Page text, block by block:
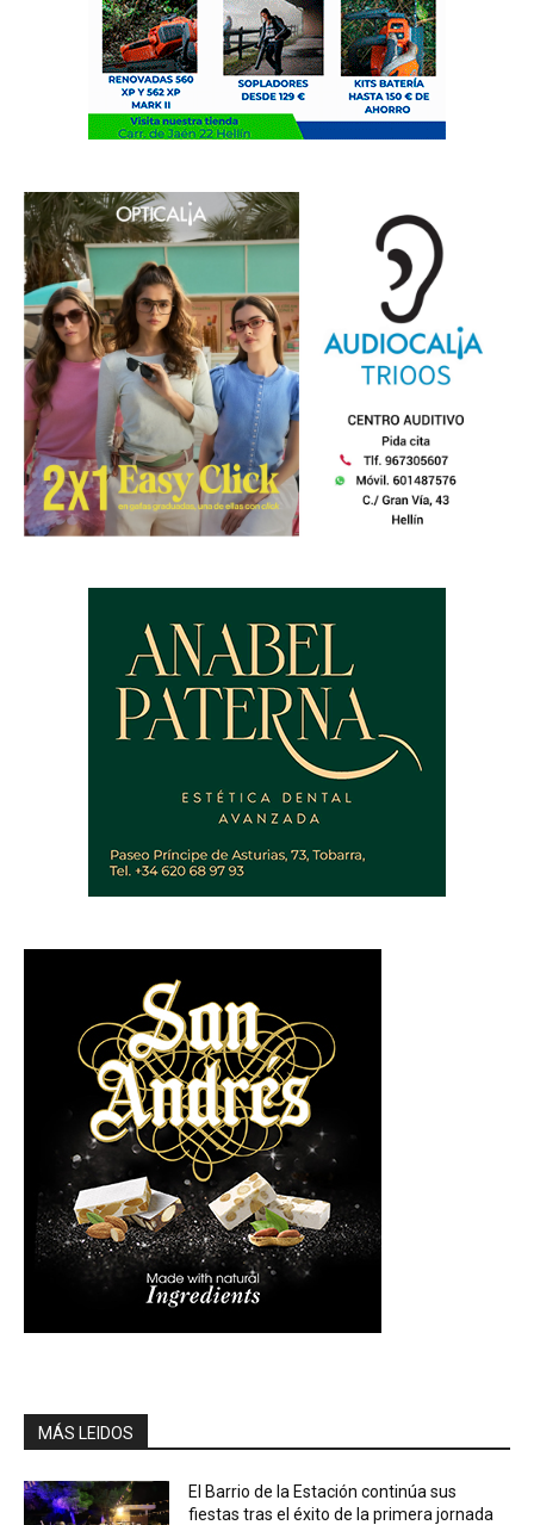
MÁS LEIDOS
El Barrio de la Estación continúa sus
fiestas tras el éxito de la primera jornada